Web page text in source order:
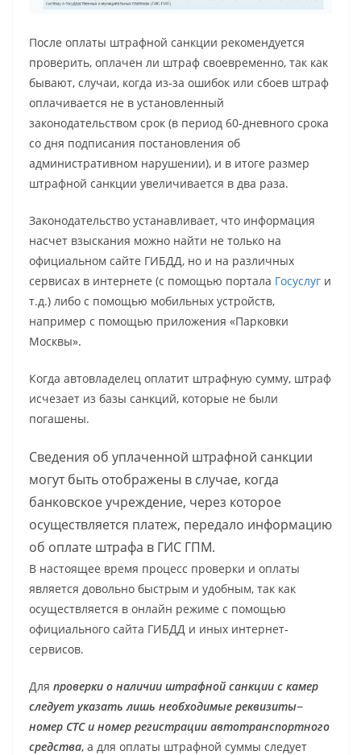
После оплаты штрафной санкции рекомендуется
проверить, оплачен ли штраф своевременно, так как
бывают, случаи, когда из-за ошибок или сбоев штраф
оплачивается не в установленный
законодательством срок (в период 60-дневного срока
со дня подписания постановления об
административном нарушении), и в итоге размер
штрафной санкции увеличивается в два раза.
Законодательство устанавливает, что информация
насчет взыскания можно найти не только на
официальном сайте ГИБДД, но и на различных
сервисах в интернете (с помощью портала Госуслуг и
т.д.) либо с помощью мобильных устройств,
например с помощью приложения «Парковки
Москвы».
Когда автовладелец оплатит штрафную сумму, штраф
исчезает из базы санкций, которые не были
погашены.
Сведения об уплаченной штрафной санкции
могут быть отображены в случае, когда
банковское учреждение, через которое
осуществляется платеж, передало информацию
об оплате штрафа в ГИС ГПМ.
В настоящее время процесс проверки и оплаты
является довольно быстрым и удобным, так как
осуществляется в онлайн режиме с помощью
официального сайта ГИБДД и иных интернет-
сервисов.
Для проверки о наличии штрафной санкции с камер
следует указать лишь необходимые реквизиты ̶
номер СТС и номер регистрации автотранспортного
средства, а для оплаты штрафной суммы следует